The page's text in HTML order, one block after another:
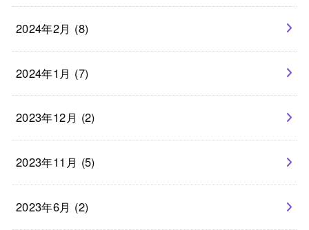
2024年2月 (8)
2024年1月 (7)
2023年12月 (2)
2023年11月 (5)
2023年6月 (2)